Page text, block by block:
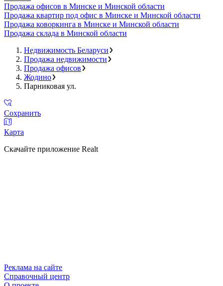
Продажа офисов в Минске и Минской области
Продажа квартир под офис в Минске и Минской области
Продажа коворкинга в Минске и Минской области
Продажа склада в Минской области
Недвижимость Беларуси
Продажа недвижимости
Продажа офисов
Жодино
Парниковая ул.
Сохранить
Карта
Скачайте приложение Realt
Реклама на сайте
Справочный центр